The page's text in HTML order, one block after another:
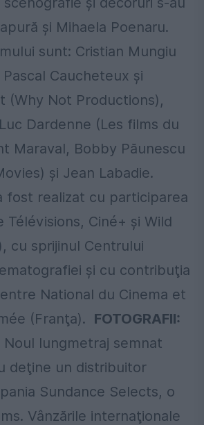
şi Mihaela Poenaru.
sunt: Cristian Mungiu
Caucheteux şi
(Why Not Productions),
Dardenne (Les films du
Maraval, Bobby Păunescu
şi Jean Labadie.
fost realizat cu participarea
Télévisions, Ciné+ şi Wild
cu sprijinul Centrului
şi cu contribuţia
National du Cinema et
(Franţa). FOTOGRAFII:
Noul lungmetraj semnat
deţine un distribuitor
Sundance Selects, o
Vânzările internaţionale